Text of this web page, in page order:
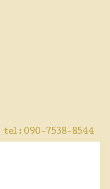
tel : 090-7538-8544